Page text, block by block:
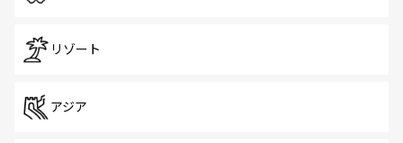
リゾート
アジア